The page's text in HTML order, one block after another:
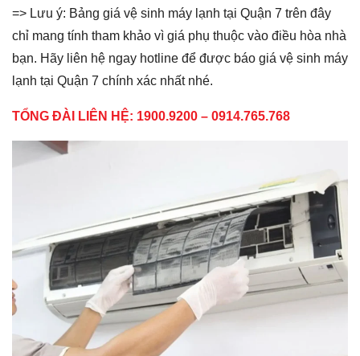
=> Lưu ý: Bảng giá vệ sinh máy lạnh tại Quận 7 trên đây
chỉ mang tính tham khảo vì giá phụ thuộc vào điều hòa nhà
bạn. Hãy liên hệ ngay hotline để được báo giá vệ sinh máy
lạnh tại Quận 7 chính xác nhất nhé.
TỔNG ĐÀI LIÊN HỆ: 1900.9200 – 0914.765.768